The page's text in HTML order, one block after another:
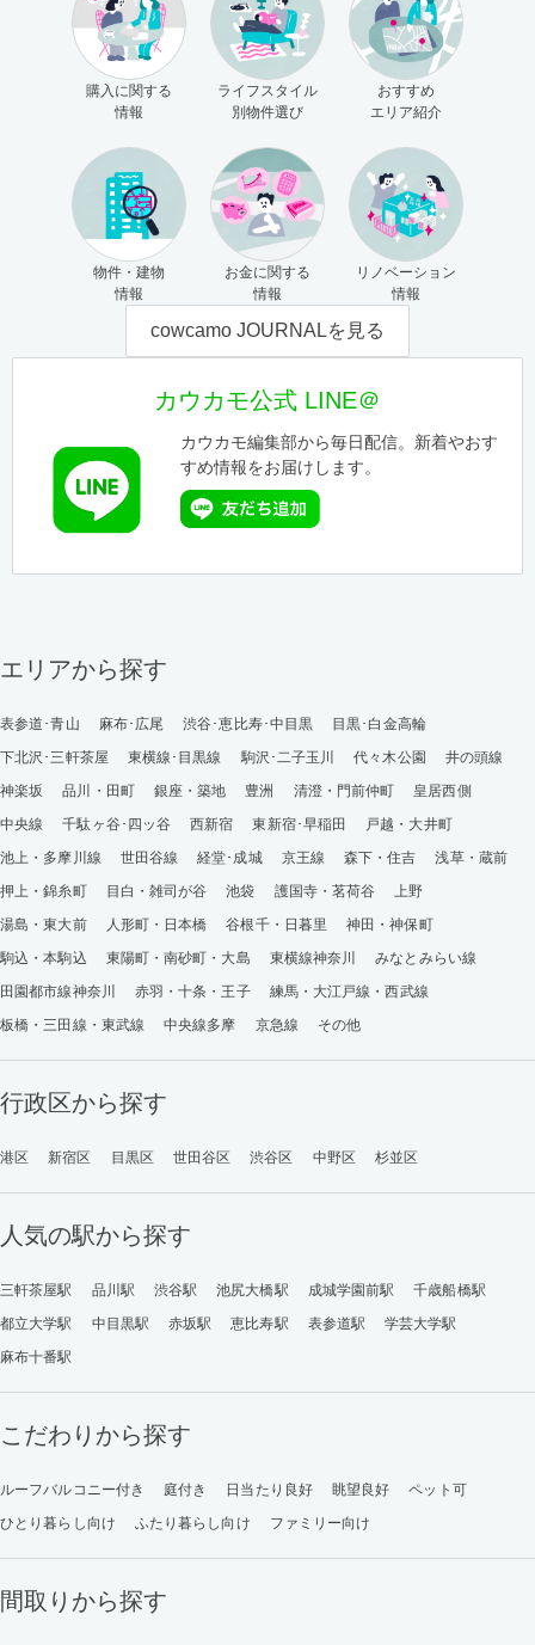
購入に関する
情報
ライフスタイル
別物件選び
おすすめ
エリア紹介
物件・建物
情報
お金に関する
情報
リノベーション
情報
cowcamo JOURNALを見る
カウカモ公式 LINE＠
カウカモ編集部から毎日配信。新着やおす
すめ情報をお届けします。
エリアから探す
表参道･青山 麻布･広尾 渋谷･恵比寿･中目黒
目黒･白金高輪
下北沢･三軒茶屋
東横線･目黒線 駒沢･二子玉川 代々木公園
井の頭線
神楽坂
品川・田町 銀座・築地 豊洲 清澄・門前仲町
皇居西側
中央線
千駄ヶ谷･四ッ谷 西新宿 東新宿･早稲田
戸越・大井町
池上・多摩川線
世田谷線 経堂･成城 京王線 森下・住吉
浅草・蔵前
押上・錦糸町
目白・雑司が谷 池袋 護国寺・茗荷谷
上野
湯島・東大前
人形町・日本橋 谷根千・日暮里
神田・神保町
駒込・本駒込
東陽町・南砂町・大島 東横線神奈川
みなとみらい線
田園都市線神奈川
赤羽・十条・王子
練馬・大江戸線・西武線
板橋・三田線・東武線
中央線多摩 京急線 その他
行政区から探す
港区 新宿区 目黒区 世田谷区 渋谷区 中野区 杉並区
人気の駅から探す
三軒茶屋駅 品川駅 渋谷駅 池尻大橋駅 成城学園前駅
千歳船橋駅
都立大学駅
中目黒駅 赤坂駅 恵比寿駅 表参道駅
学芸大学駅
麻布十番駅
こだわりから探す
ルーフバルコニー付き 庭付き 日当たり良好 眺望良好
ペット可
ひとり暮らし向け
ふたり暮らし向け ファミリー向け
間取りから探す